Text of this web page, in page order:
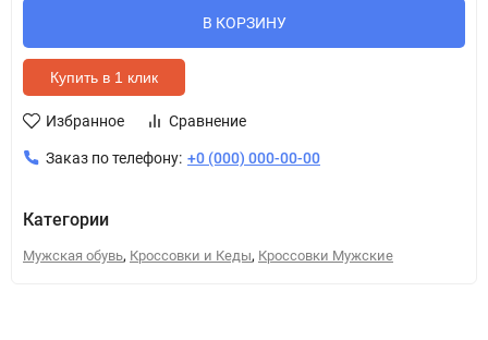
В КОРЗИНУ
Купить в 1 клик
Избранное Сравнение
Заказ по телефону: +0 (000) 000-00-00
Категории
Мужская обувь, Кроссовки и Кеды, Кроссовки Мужские